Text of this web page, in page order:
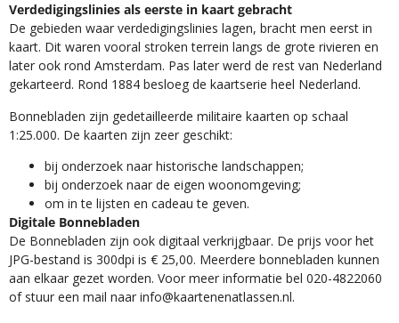
Verdedigingslinies als eerste in kaart gebracht
De gebieden waar verdedigingslinies lagen, bracht men eerst in
kaart. Dit waren vooral stroken terrein langs de grote rivieren en
later ook rond Amsterdam. Pas later werd de rest van Nederland
gekarteerd. Rond 1884 besloeg de kaartserie heel Nederland.
Bonnebladen zijn gedetailleerde militaire kaarten op schaal
1:25.000. De kaarten zijn zeer geschikt:​
​bij onderzoek naar historische landschappen;
bij onderzoek naar de eigen woonomgeving;
om in te lijsten en cadeau te geven.
Digitale Bonnebladen
De Bonnebladen zijn ook digitaal verkrijgbaar. De prijs voor het
JPG-bestand is 300dpi is € 25,00. Meerdere bonnebladen kunnen
aan elkaar gezet worden. Voor meer informatie bel 020-4822060
of stuur een mail naar info@kaartenenatlassen.nl.